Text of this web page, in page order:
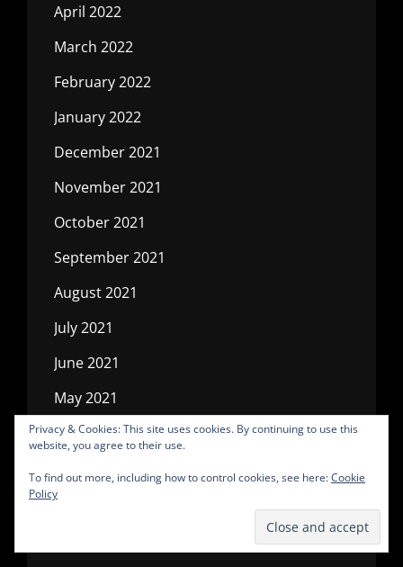
April 2022
March 2022
February 2022
January 2022
December 2021
November 2021
October 2021
September 2021
August 2021
July 2021
June 2021
May 2021
April 2021
February 2021
Privacy & Cookies: This site uses cookies. By continuing to use this
website, you agree to their use.
To find out more, including how to control cookies, see here:Cookie
Policy